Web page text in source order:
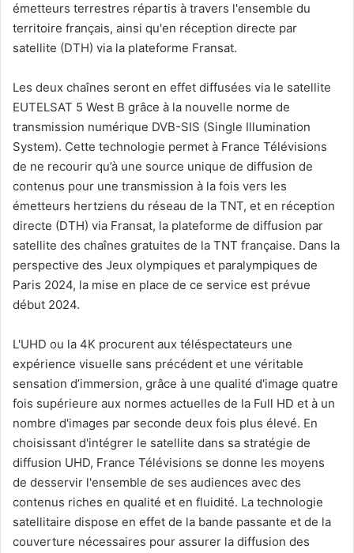
émetteurs terrestres répartis à travers l'ensemble du
territoire français, ainsi qu'en réception directe par
satellite (DTH) via la plateforme Fransat.
Les deux chaînes seront en effet diffusées via le satellite
EUTELSAT 5 West B grâce à la nouvelle norme de
transmission numérique DVB-SIS (Single Illumination
System). Cette technologie permet à France Télévisions
de ne recourir qu’à une source unique de diffusion de
contenus pour une transmission à la fois vers les
émetteurs hertziens du réseau de la TNT, et en réception
directe (DTH) via Fransat, la plateforme de diffusion par
satellite des chaînes gratuites de la TNT française. Dans la
perspective des Jeux olympiques et paralympiques de
Paris 2024, la mise en place de ce service est prévue
début 2024.
L'UHD ou la 4K procurent aux téléspectateurs une
expérience visuelle sans précédent et une véritable
sensation d’immersion, grâce à une qualité d'image quatre
fois supérieure aux normes actuelles de la Full HD et à un
nombre d'images par seconde deux fois plus élevé. En
choisissant d'intégrer le satellite dans sa stratégie de
diffusion UHD, France Télévisions se donne les moyens
de desservir l'ensemble de ses audiences avec des
contenus riches en qualité et en fluidité. La technologie
satellitaire dispose en effet de la bande passante et de la
couverture nécessaires pour assurer la diffusion des